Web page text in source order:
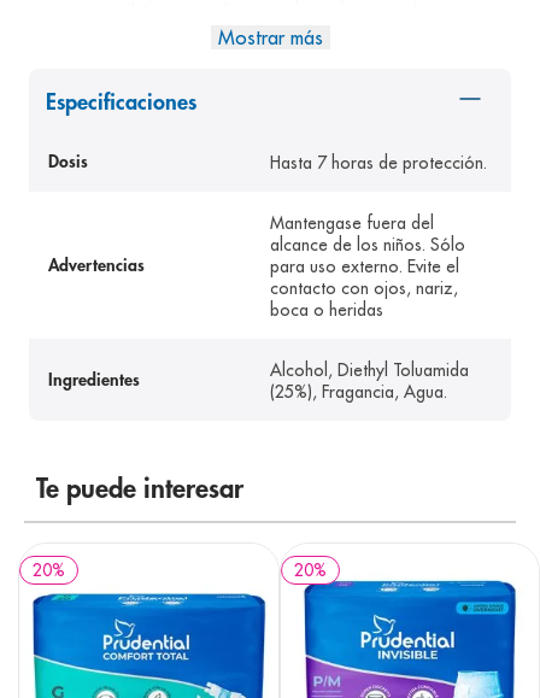
Puede utilizarse en lugares de alta exposición. Este
producto es de fácil aplicación y puede rosearse también
Mostrar más
Especificaciones
Dosis Hasta 7 horas de protección.
Advertencias
Mantengase fuera del
alcance de los niños. Sólo
para uso externo. Evite el
contacto con ojos, nariz,
boca o heridas
Ingredientes
Alcohol, Diethyl Toluamida
(25%), Fragancia, Agua.
Te puede interesar
20% 20%